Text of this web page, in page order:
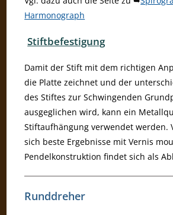
Harmonograph
Stiftbefestigung
Damit der Stift mit dem richtigen
die Platte zeichnet und der
des Stiftes zur Schwingenden
ausgeglichen wird, kann ein
Stiftaufhängung verwendet werden.
sich beste Ergebnisse mit Vernis
Pendelkonstruktion findet sich als
Runddreher